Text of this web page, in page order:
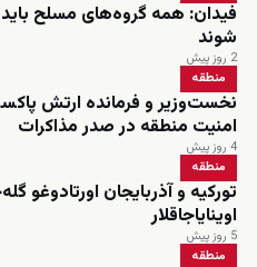
فیدان: همه گروه‌های مسلح
شوند
2 روز پیش
منطقه
نخست‌وزیر و فرمانده ارتش
امنیت منطقه در صدر مذاکرات
4 روز پیش
منطقه
تورکیه و آذربایجان اورتادوغو
اوینایاجاقلار
5 روز پیش
منطقه